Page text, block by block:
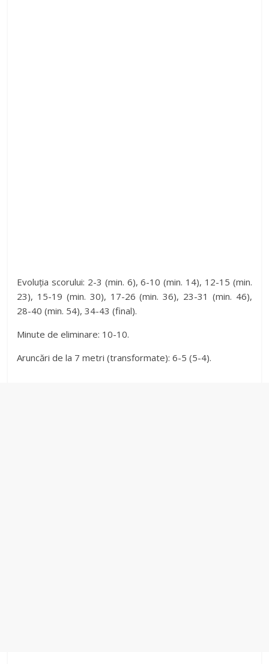
Evoluția scorului: 2-3 (min. 6), 6-10 (min. 14), 12-15 (min.
23), 15-19 (min. 30), 17-26 (min. 36), 23-31 (min. 46),
28-40 (min. 54), 34-43 (final).
Minute de eliminare: 10-10.
Aruncări de la 7 metri (transformate): 6-5 (5-4).